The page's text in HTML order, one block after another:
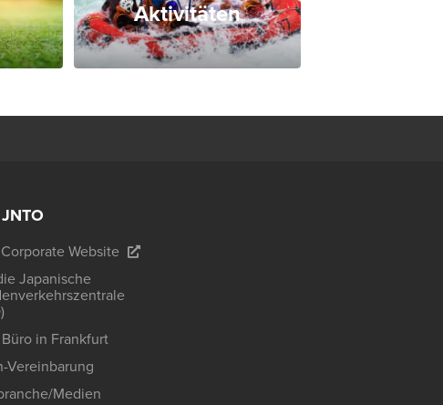
Aktivitäten
Website
Japanische
in Frankfurt
Vereinbarung
Medien